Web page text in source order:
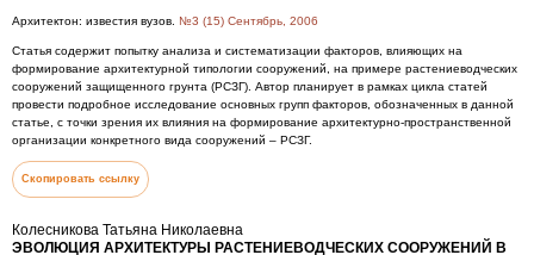
Архитектон: известия вузов. №3 (15) Сентябрь, 2006
Статья содержит попытку анализа и систематизации факторов, влияющих на
формирование архитектурной типологии сооружений, на примере растениеводческих
сооружений защищенного грунта (РСЗГ). Автор планирует в рамках цикла статей
провести подробное исследование основных групп факторов, обозначенных в данной
статье, с точки зрения их влияния на формирование архитектурно-пространственной
организации конкретного вида сооружений – РСЗГ.
Скопировать ссылку
Колесникова Татьяна Николаевна
ЭВОЛЮЦИЯ АРХИТЕКТУРЫ РАСТЕНИЕВОДЧЕСКИХ СООРУЖЕНИЙ В